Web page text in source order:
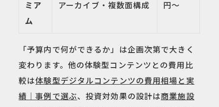
ミア
ム
アーカイブ・複数面構成
円〜
「予算内で何ができるか」は企画次第で大きく
変わります。他の体験型コンテンツとの費用比
較は体験型デジタルコンテンツの費用相場と実
績｜事例で選ぶ、投資対効果の設計は商業施設